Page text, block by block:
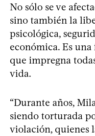
No sólo se ve
sino también la
psicológica,
económica. Es
que impregna
vida.
“Durante años,
siendo torturada
violación, quienes